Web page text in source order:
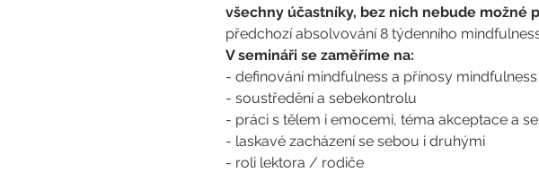
všechny účastníky, bez nich nebude možné
předchozí absolvování 8 týdenního
V semináři se zaměříme na:
- definování mindfulness a přínosy
- soustředění a sebekontrolu
- práci s tělem i emocemi, téma akceptace a
- laskavé zacházení se sebou i druhými
- roli lektora / rodiče